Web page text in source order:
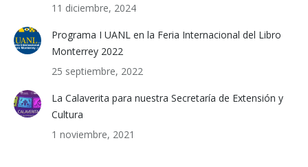
11 diciembre, 2024
Programa I UANL en la Feria Internacional del Libro
Monterrey 2022
25 septiembre, 2022
La Calaverita para nuestra Secretaría de Extensión y
Cultura
1 noviembre, 2021